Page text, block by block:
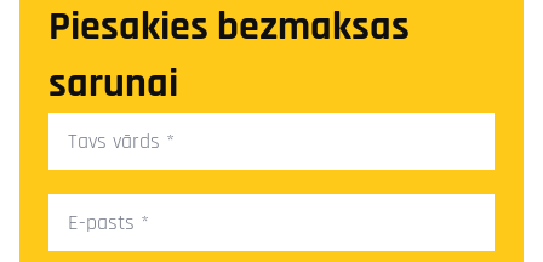
Piesakies bezmaksas
sarunai
Tavs
vārds
*
E-
pasts
*